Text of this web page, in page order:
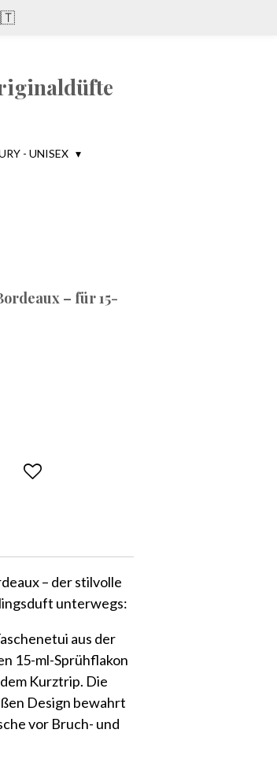
- UNISEX
– für 15-
– der stilvolle
unterwegs:
aus der
15-ml-Sprühflakon
Kurztrip. Die
Design bewahrt
vor Bruch- und